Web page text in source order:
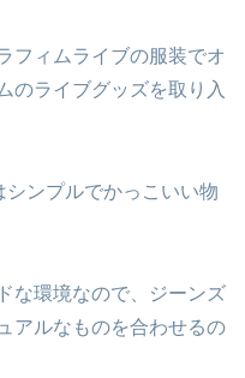
フィムライブの服装でオ
のライブグッズを取り入
ンプルでかっこいい物
な環境なので、ジーンズ
アルなものを合わせるの